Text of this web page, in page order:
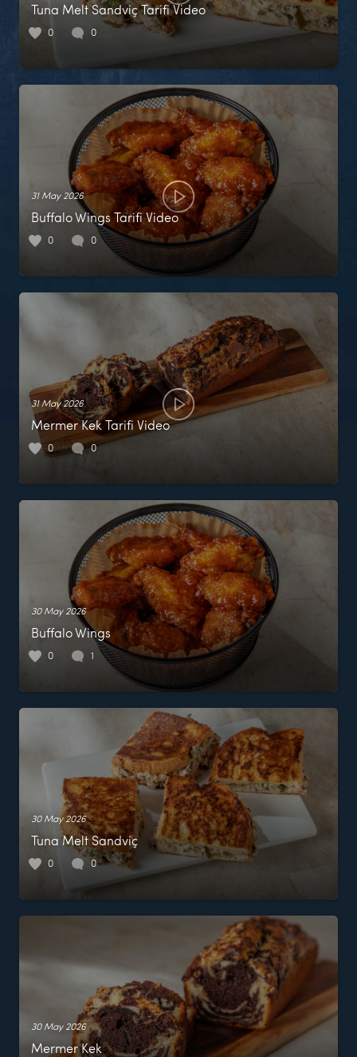
Tuna Melt Sandviç Tarifi Video
0 0
31 May 2026
Buffalo Wings Tarifi Video
0 0
31 May 2026
Mermer Kek Tarifi Video
0 0
30 May 2026
Buffalo Wings
0 1
30 May 2026
Tuna Melt Sandviç
0 0
30 May 2026
Mermer Kek